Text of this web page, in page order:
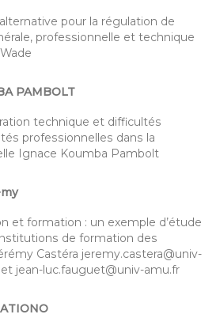
pour la régulation de
professionnelle et technique
PAMBOLT
technique et difficultés
professionnelles dans la
Ignace Koumba Pambolt
et formation : un exemple d’étude
de formation des
Castéra jeremy.castera@univ-
jean-luc.fauguet@univ-amu.fr